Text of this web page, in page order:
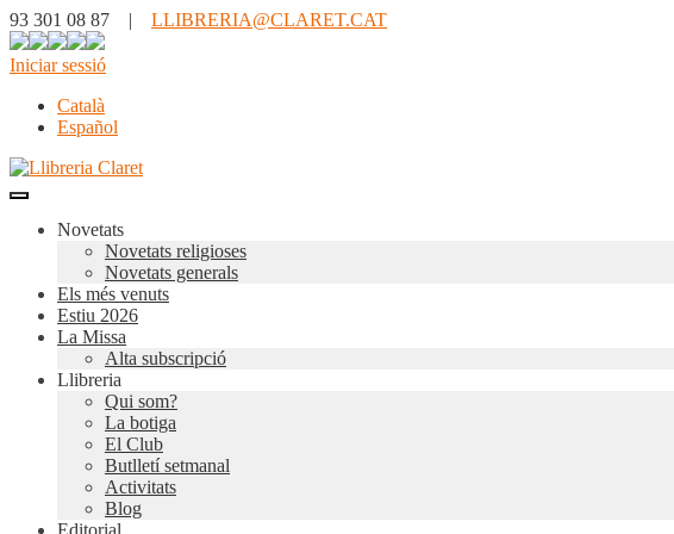
93 301 08 87 | LLIBRERIA@CLARET.CAT
Iniciar sessió
Català
Español
Novetats
Novetats religioses
Novetats generals
Els més venuts
Estiu 2026
La Missa
Alta subscripció
Llibreria
Qui som?
La botiga
El Club
Butlletí setmanal
Activitats
Blog
Editorial